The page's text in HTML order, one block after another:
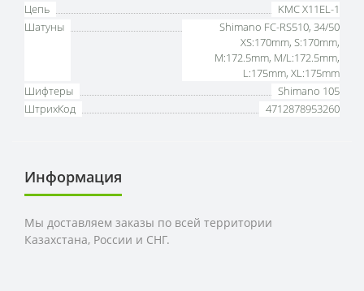
Цепь
KMC X11EL-1
Шатуны
Shimano FC-RS510, 34/50
XS:170mm, S:170mm,
M:172.5mm, M/L:172.5mm,
L:175mm, XL:175mm
Шифтеры
Shimano 105
ШтрихКод
4712878953260
Информация
Мы доставляем заказы по всей территории
Казахстана, России и СНГ.